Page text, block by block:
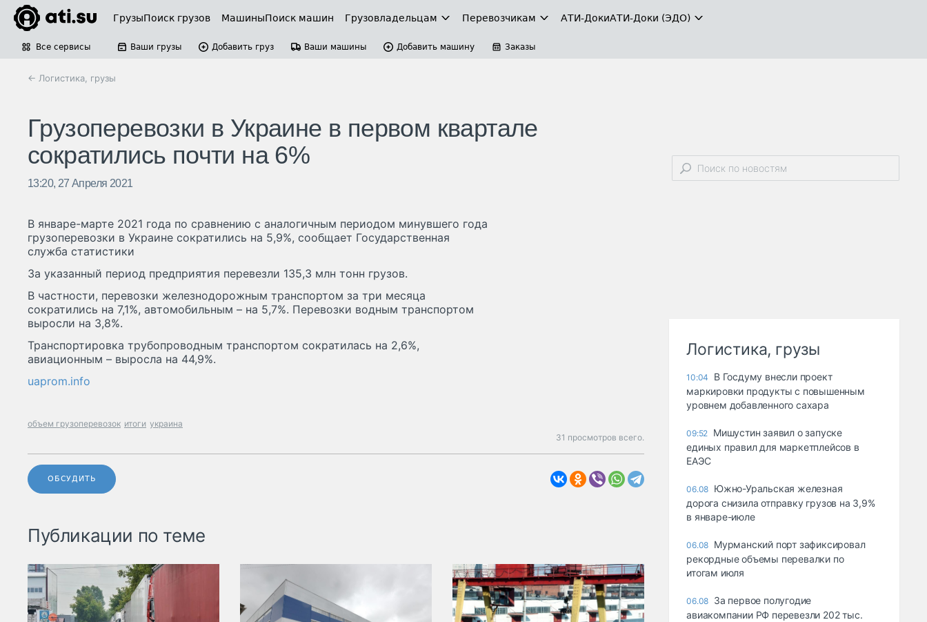
ГрузыПоиск грузов МашиныПоиск машин Грузовладельцам Перевозчикам АТИ-ДокиАТИ-Доки (ЭДО)
Все сервисы Ваши грузы Добавить груз Ваши машины Добавить машину Заказы
← Логистика, грузы
Грузоперевозки в Украине в первом квартале
сократились почти на 6%
13:20, 27 Апреля 2021
В январе-марте 2021 года по сравнению с аналогичным периодом минувшего года
грузоперевозки в Украине сократились на 5,9%, сообщает Государственная
служба статистики
За указанный период предприятия перевезли 135,3 млн тонн грузов.
В частности, перевозки железнодорожным транспортом за три месяца
сократились на 7,1%, автомобильным – на 5,7%. Перевозки водным транспортом
выросли на 3,8%.
Транспортировка трубопроводным транспортом сократилась на 2,6%,
авиационным – выросла на 44,9%.
uaprom.info
объем грузоперевозок итоги украина
31 просмотров всего.
ОБСУДИТЬ
Публикации по теме
Логистика, грузы
10:04
В Госдуму внесли проект
маркировки продукты с повышенным
уровнем добавленного сахара
09:52 Мишустин заявил о запуске
единых правил для маркетплейсов в
ЕАЭС
06.08 Южно-Уральская железная
дорога снизила отправку грузов на 3,9%
в январе-июле
06.08 Мурманский порт зафиксировал
рекордные объемы перевалки по
итогам июля
06.08 За первое полугодие
авиакомпании РФ перевезли 202 тыс.